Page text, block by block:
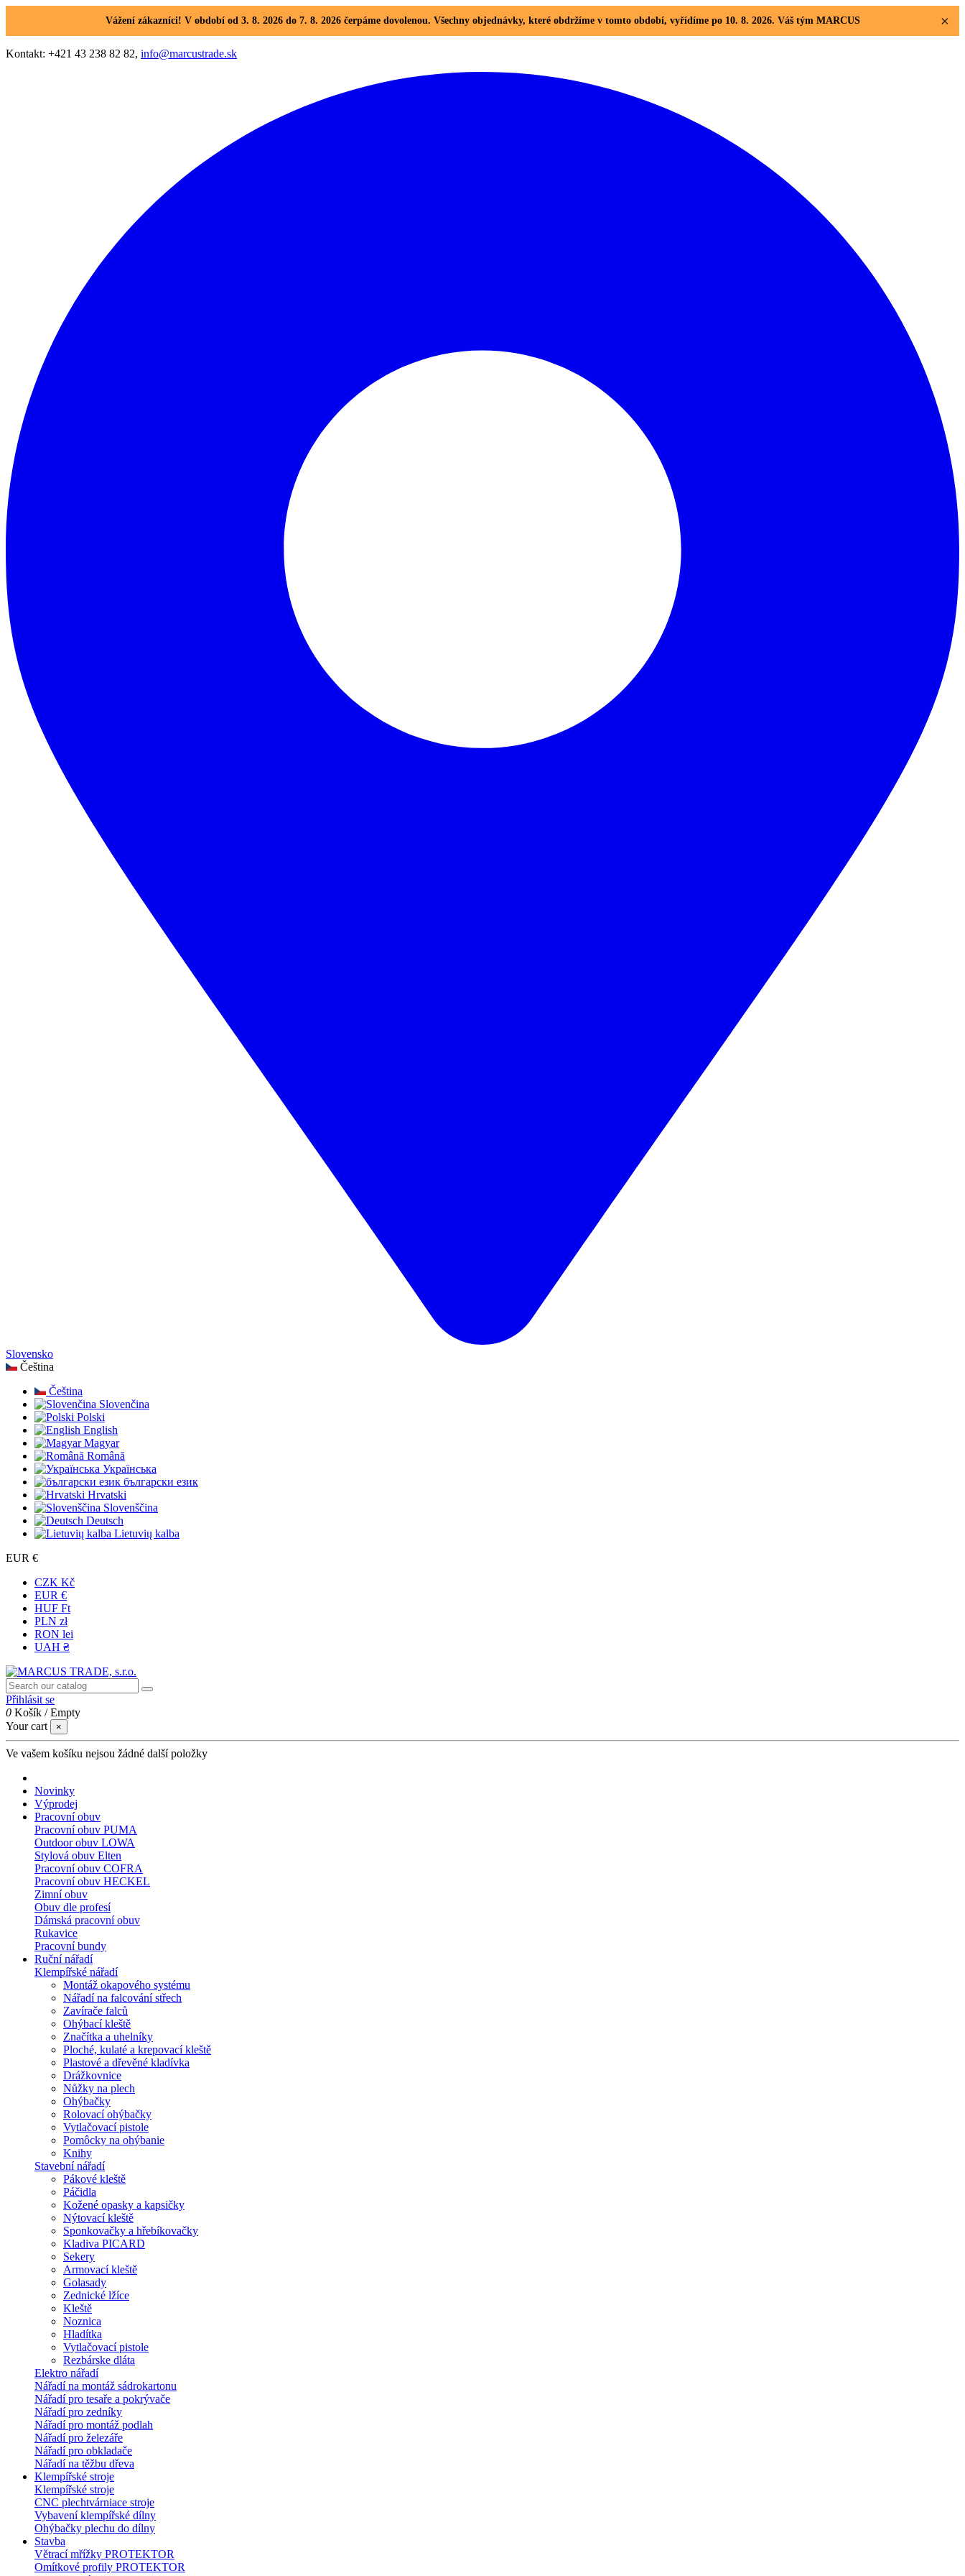
Vážení zákazníci! V období od 3. 8. 2026 do 7. 8. 2026 čerpáme dovolenou. Všechny objednávky, které obdržíme v tomto období, vyřídíme po 10. 8. 2026. Váš tým MARCUS ×
Kontakt: +421 43 238 82 82, info@marcustrade.sk
Slovensko
Čeština
Čeština
Slovenčina
Polski
English
Magyar
Română
Українська
български език
Hrvatski
Slovenščina
Deutsch
Lietuvių kalba
EUR €
CZK Kč
EUR €
HUF Ft
PLN zł
RON lei
UAH ₴
Přihlásit se
0 Košík /Empty
Your cart
×
Ve vašem košíku nejsou žádné další položky
Novinky
Výprodej
Pracovní obuv
Pracovní obuv PUMA
Outdoor obuv LOWA
Stylová obuv Elten
Pracovní obuv COFRA
Pracovní obuv HECKEL
Zimní obuv
Obuv dle profesí
Dámská pracovní obuv
Rukavice
Pracovní bundy
Ruční nářadí
Klempířské nářadí
Montáž okapového systému
Nářadí na falcování střech
Zavírače falců
Ohýbací kleště
Značítka a uhelníky
Ploché, kulaté a krepovací kleště
Plastové a dřevěné kladívka
Drážkovnice
Nůžky na plech
Ohýbačky
Rolovací ohýbačky
Vytlačovací pistole
Pomôcky na ohýbanie
Knihy
Stavební nářadí
Pákové kleště
Páčidla
Kožené opasky a kapsičky
Nýtovací kleště
Sponkovačky a hřebíkovačky
Kladiva PICARD
Sekery
Armovací kleště
Golasady
Zednické lžíce
Kleště
Noznica
Hladítka
Vytlačovací pistole
Rezbárske dláta
Elektro nářadí
Nářadí na montáž sádrokartonu
Nářadí pro tesaře a pokrývače
Nářadí pro zedníky
Nářadí pro montáž podlah
Nářadí pro železáře
Nářadí pro obkladače
Nářadí na těžbu dřeva
Klempířské stroje
Klempířské stroje
CNC plechtvárniace stroje
Vybavení klempířské dílny
Ohýbačky plechu do dílny
Stavba
Větrací mřížky PROTEKTOR
Omítkové profily PROTEKTOR